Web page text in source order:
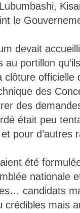
le
devait
portillon
officielle
des
des
était peu
pour
été
nationale
candidats
mais